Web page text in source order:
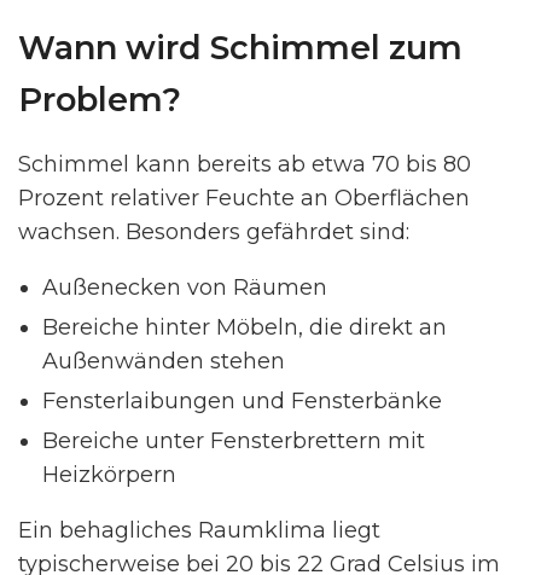
Wann wird Schimmel zum
Problem?
Schimmel kann bereits ab etwa 70 bis 80
Prozent relativer Feuchte an Oberflächen
wachsen. Besonders gefährdet sind:
Außenecken von Räumen
Bereiche hinter Möbeln, die direkt an
Außenwänden stehen
Fensterlaibungen und Fensterbänke
Bereiche unter Fensterbrettern mit
Heizkörpern
Ein behagliches Raumklima liegt
typischerweise bei 20 bis 22 Grad Celsius im